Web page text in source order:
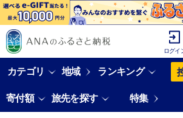
ログイ
カテゴリ 地域 ランキング
寄付額 旅先を探す 特集